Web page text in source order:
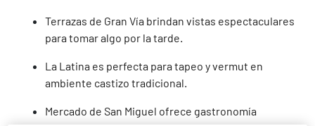
Terrazas de Gran Vía brindan vistas espectaculares
para tomar algo por la tarde.
La Latina es perfecta para tapeo y vermut en
ambiente castizo tradicional.
Mercado de San Miguel ofrece gastronomía